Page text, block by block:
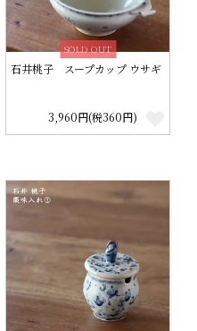
SOLD OUT
石井桃子 スープカップ ウサギ
3,960円(税360円)